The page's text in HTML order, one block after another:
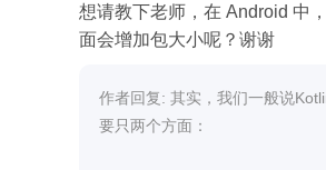
想请教下老师，在 Android 中
面会增加包大小呢？谢谢
作者回复: 其实，我们一般说
要只两个方面：